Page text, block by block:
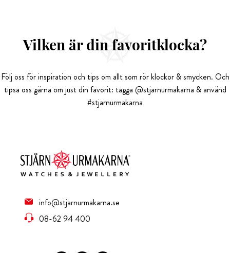
Vilken är din favoritklocka?
Följ oss för inspiration och tips om allt som rör klockor & smycken. Och
tipsa oss gärna om just din favorit: tagga @stjarnurmakarna & använd
#stjarnurmakarna
info@stjarnurmakarna.se
08-62 94 400